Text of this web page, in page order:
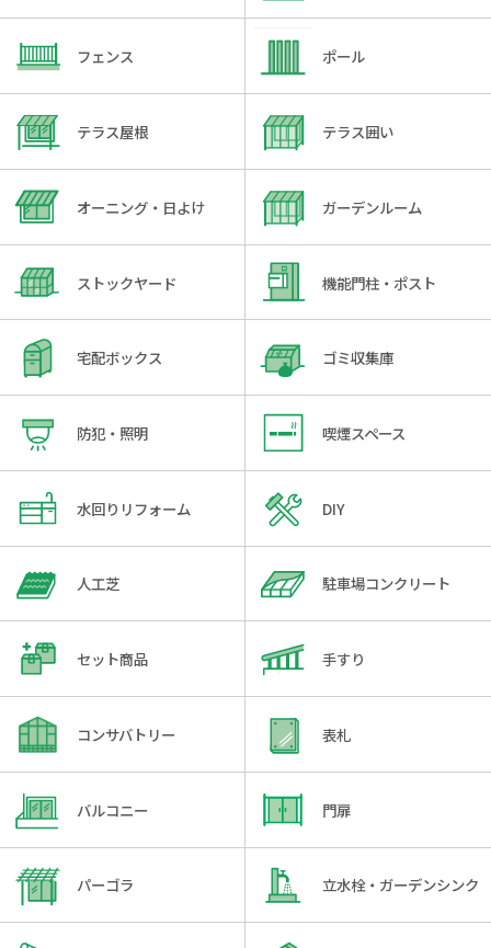
フェンス ポール
テラス屋根 テラス囲い
オーニング・日よけ ガーデンルーム
ストックヤード 機能門柱・ポスト
宅配ボックス ゴミ収集庫
防犯・照明 喫煙スペース
水回りリフォーム DIY
人工芝 駐車場コンクリート
セット商品 手すり
コンサバトリー 表札
バルコニー 門扉
パーゴラ 立水栓・ガーデンシンク